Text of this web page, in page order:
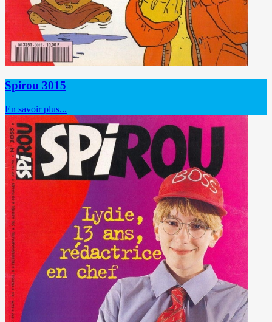
Spirou 3015
En savoir plus...